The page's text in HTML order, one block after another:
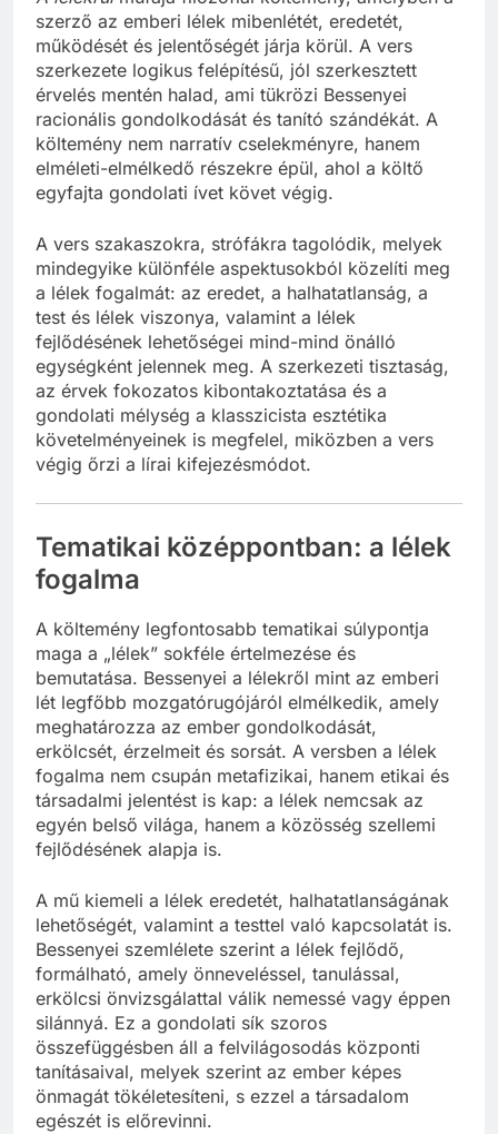
szerző az emberi lélek mibenlétét, eredetét,
működését és jelentőségét járja körül. A vers
szerkezete logikus felépítésű, jól szerkesztett
érvelés mentén halad, ami tükrözi Bessenyei
racionális gondolkodását és tanító szándékát. A
költemény nem narratív cselekményre, hanem
elméleti-elmélkedő részekre épül, ahol a költő
egyfajta gondolati ívet követ végig.
A vers szakaszokra, strófákra tagolódik, melyek
mindegyike különféle aspektusokból közelíti meg
a lélek fogalmát: az eredet, a halhatatlanság, a
test és lélek viszonya, valamint a lélek
fejlődésének lehetőségei mind-mind önálló
egységként jelennek meg. A szerkezeti tisztaság,
az érvek fokozatos kibontakoztatása és a
gondolati mélység a klasszicista esztétika
követelményeinek is megfelel, miközben a vers
végig őrzi a lírai kifejezésmódot.
Tematikai középpontban: a lélek
fogalma
A költemény legfontosabb tematikai súlypontja
maga a „lélek” sokféle értelmezése és
bemutatása. Bessenyei a lélekről mint az emberi
lét legfőbb mozgatórugójáról elmélkedik, amely
meghatározza az ember gondolkodását,
erkölcsét, érzelmeit és sorsát. A versben a lélek
fogalma nem csupán metafizikai, hanem etikai és
társadalmi jelentést is kap: a lélek nemcsak az
egyén belső világa, hanem a közösség szellemi
fejlődésének alapja is.
A mű kiemeli a lélek eredetét, halhatatlanságának
lehetőségét, valamint a testtel való kapcsolatát is.
Bessenyei szemlélete szerint a lélek fejlődő,
formálható, amely önneveléssel, tanulással,
erkölcsi önvizsgálattal válik nemessé vagy éppen
silánnyá. Ez a gondolati sík szoros
összefüggésben áll a felvilágosodás központi
tanításaival, melyek szerint az ember képes
önmagát tökéletesíteni, s ezzel a társadalom
egészét is előrevinni.